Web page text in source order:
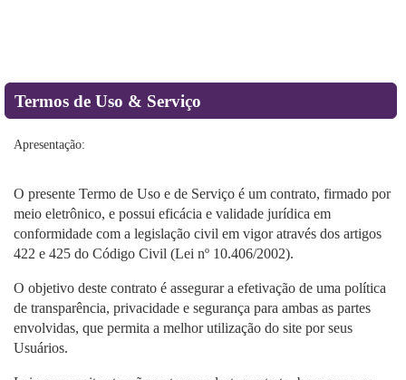
Termos de Uso & Serviço
Apresentação:
O presente Termo de Uso e de Serviço é um contrato, firmado por
meio eletrônico, e possui eficácia e validade jurídica em
conformidade com a legislação civil em vigor através dos artigos
422 e 425 do Código Civil (Lei nº 10.406/2002).
O objetivo deste contrato é assegurar a efetivação de uma política
de transparência, privacidade e segurança para ambas as partes
envolvidas, que permita a melhor utilização do site por seus
Usuários.